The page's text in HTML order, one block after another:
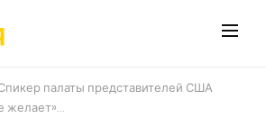
палаты представителей США
желает»…